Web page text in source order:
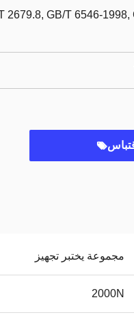
2679.8, GB/T 6546-1998,
مجموعة يختبر تجهيز
2000N